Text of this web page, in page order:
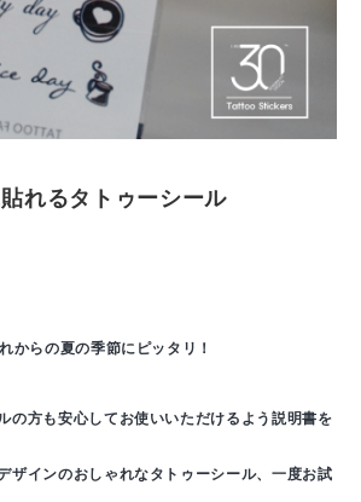
れるタトゥーシール
からの夏の季節にピッタリ！
の方も安心してお使いいただけるよう説明書を
ザインのおしゃれなタトゥーシール、一度お試